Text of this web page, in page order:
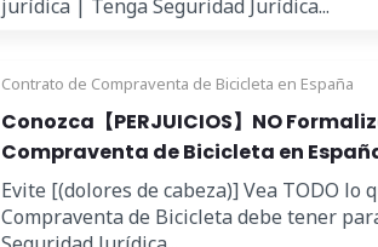
jurídica | Tenga Seguridad Jurídica...
Contrato de Compraventa de Bicicleta en España
Conozca【PERJUICIOS】NO
Compraventa de Bicicleta en
Evite [(dolores de cabeza)] Vea TODO lo
Compraventa de Bicicleta debe tener